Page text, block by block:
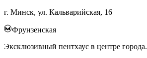
г. Минск, ул. Кальварийская, 16
Фрунзенская
Эксклюзивный пентхаус в центре города.